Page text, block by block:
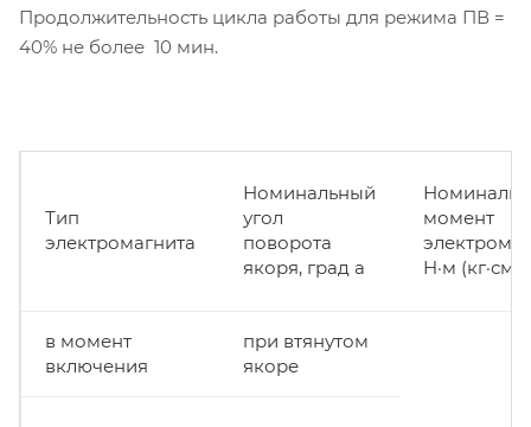
Продолжительность цикла работы для режима ПВ =
40% не более 10 мин.
Тип
электромагнита
Номинальный
угол
поворота
якоря, град a
момент
H·м (кг·см)
в момент
включения
при втянутом
якоре